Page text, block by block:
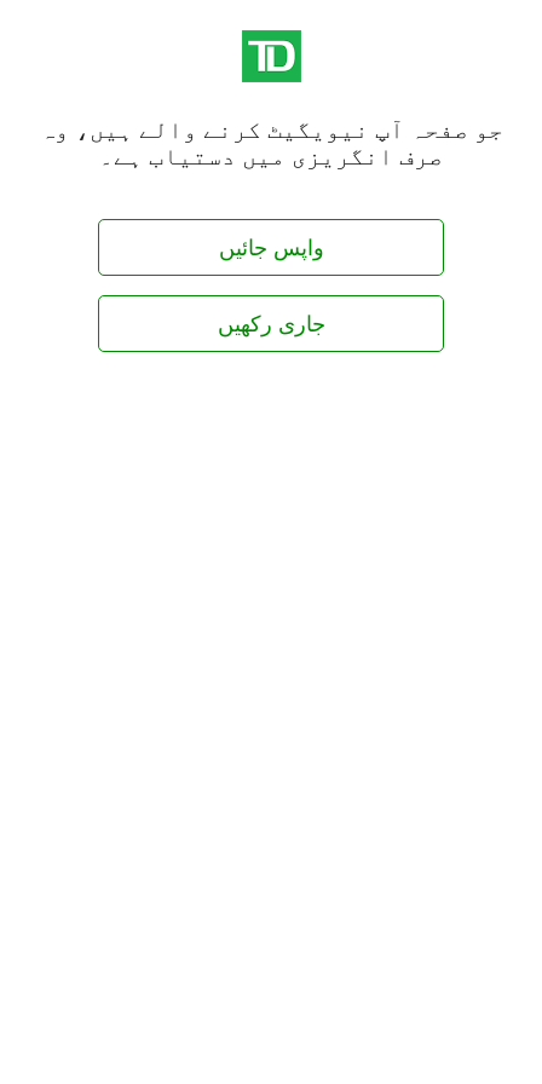
جو صفحہ آپ نیویگیٹ کرنے والے ہیں، وہ
صرف انگریزی میں دستیاب ہے۔
واپس جائیں
جاری رکھیں